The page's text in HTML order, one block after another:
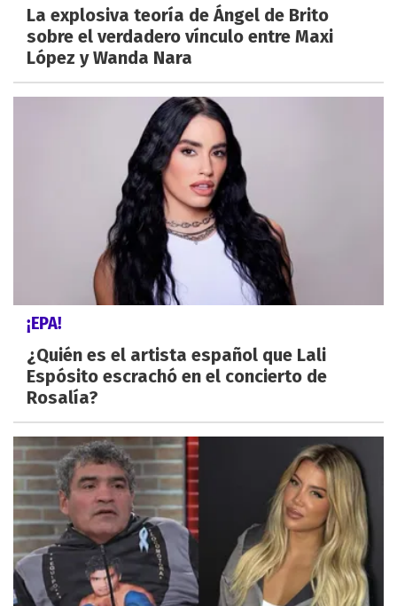
La explosiva teoría de Ángel de Brito
sobre el verdadero vínculo entre Maxi
López y Wanda Nara
¡EPA!
¿Quién es el artista español que Lali
Espósito escrachó en el concierto de
Rosalía?